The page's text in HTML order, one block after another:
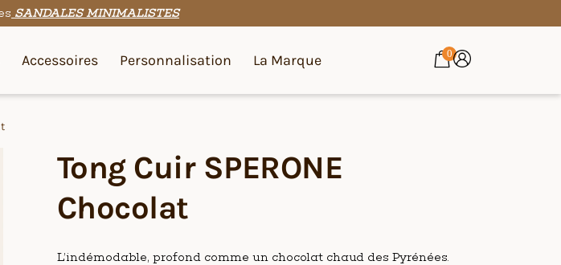
SANDALES MINIMALISTES
Accessoires Personnalisation La Marque 0
Tong Cuir SPERONE
Chocolat
L’indémodable, profond comme un chocolat chaud des Pyrénées.